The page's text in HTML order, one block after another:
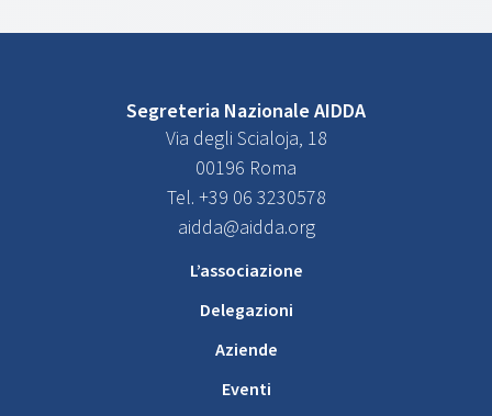
Segreteria Nazionale AIDDA
Via degli Scialoja, 18
00196 Roma
Tel. +39 06 3230578
aidda@aidda.org
L’associazione
Delegazioni
Aziende
Eventi